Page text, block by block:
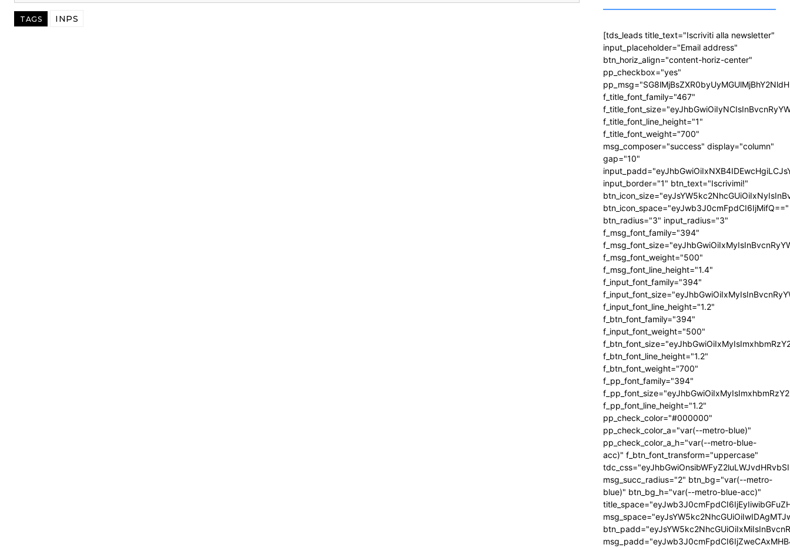
TAGS INPS
[tds_leads title_text="Iscriviti alla newsletter"
input_placeholder="Email address"
btn_horiz_align="content-horiz-center"
pp_checkbox="yes"
f_title_font_family="467"
f_title_font_line_height="1"
f_title_font_weight="700"
msg_composer="success" display="column"
gap="10"
input_border="1" btn_text="Iscrivimi!"
btn_icon_space="eyJwb3J0cmFpdCI6IjMifQ=="
btn_radius="3" input_radius="3"
f_msg_font_family="394"
f_msg_font_weight="500"
f_msg_font_line_height="1.4"
f_input_font_family="394"
f_input_font_line_height="1.2"
f_btn_font_family="394"
f_input_font_weight="500"
f_btn_font_line_height="1.2"
f_btn_font_weight="700"
f_pp_font_family="394"
f_pp_font_line_height="1.2"
pp_check_color="#000000"
pp_check_color_a="var(--metro-blue)"
pp_check_color_a_h="var(--metro-blue-
acc)" f_btn_font_transform="uppercase"
msg_succ_radius="2" btn_bg="var(--metro-
blue)" btn_bg_h="var(--metro-blue-acc)"